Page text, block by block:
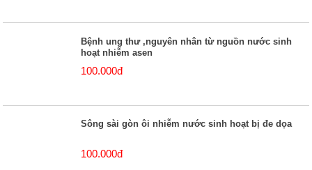
Bệnh ung thư ,nguyên nhân từ nguồn nước sinh
hoạt nhiễm asen
100.000đ
Sông sài gòn ôi nhiễm nước sinh hoạt bị đe dọa
100.000đ